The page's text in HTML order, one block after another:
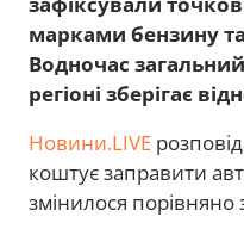
марками бензину
Водночас
регіоні зберігає
Новини.LIVE
коштує заправити
змінилося